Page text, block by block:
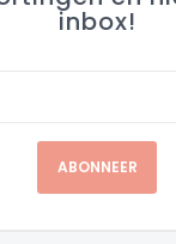
inbox!
ABONNEER